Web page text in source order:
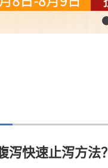
泻快速止泻方法？